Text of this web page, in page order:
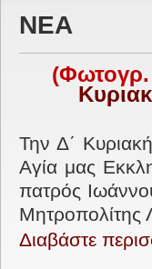
ΝΕΑ
(Φωτογρ.
Την Δ΄
Αγία μας
πατρός
Μητροπολίτης
Διαβάστε